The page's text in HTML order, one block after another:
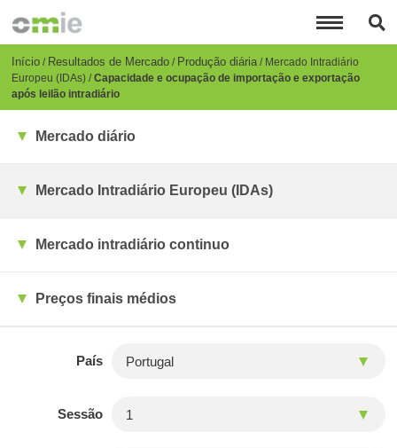
para
conteúdo
principal
Breadcrumb
Início Resultados de Mercado Produção diária Mercado Intradiário
Europeu (IDAs) Capacidade e ocupação de importação e exportação
após leilão intradiário
Mercado diário
Mercado Intradiário Europeu (IDAs)
Mercado intradiário continuo
Preços finais médios
País
Sessão